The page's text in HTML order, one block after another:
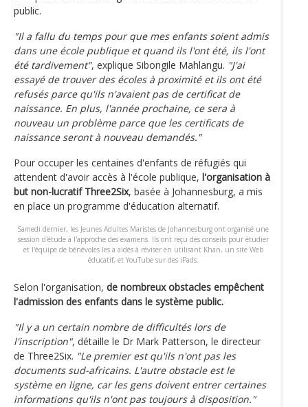
public.
"Il a fallu du temps pour que mes enfants soient admis
dans une école publique et quand ils l'ont été, ils l'ont
été tardivement", explique Sibongile Mahlangu. "J'ai
essayé de trouver des écoles à proximité et ils ont été
refusés parce qu'ils n'avaient pas de certificat de
naissance. En plus, l'année prochaine, ce sera à
nouveau un problème parce que les certificats de
naissance seront à nouveau demandés."
Pour occuper les centaines d'enfants de réfugiés qui
attendent d'avoir accès à l'école publique, l'organisation à
but non-lucratif Three2Six, basée à Johannesburg, a mis
en place un programme d'éducation alternatif.
Samedi dernier, les Jeunes Adultes Maristes de Johannesburg ont organisé une
session d'étude à l'approche des examens. Ils ont reçu des conseils pour étudier
et l'équipe de bénévoles les a aidés à réviser en utilisant Khan, un site Web
éducatif, et YouTube sur des iPads.
Selon l'organisation, de nombreux obstacles empêchent
l'admission des enfants dans le système public.
"Il y a un certain nombre de difficultés lors de
l'inscription", détaille le Dr Mark Patterson, le directeur
de Three2Six. "Le premier est qu'ils n'ont pas les
documents sud-africains. L'autre obstacle est le
système en ligne, car les gens doivent entrer certaines
informations qu'ils n'ont pas toujours à disposition."